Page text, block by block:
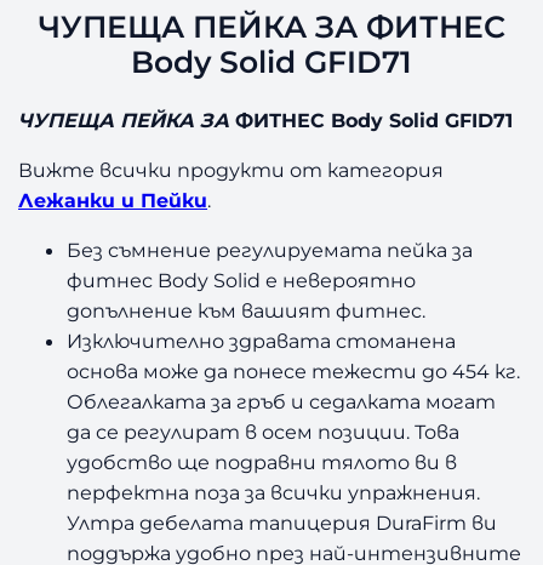
Е
d
S
o
ЧУПЕЩА ПЕЙКА ЗА ФИТНЕС
Body Solid GFID71
ЧУПЕЩА ПЕЙКА ЗА ФИТНЕС Body Solid GFID71
Вижте всички продукти от категория
Лежанки и Пейки.
Без съмнение регулируемата пейка за
фитнес Body Solid е невероятно
допълнение към вашият фитнес.
Изключително здравата стоманена
основа може да понесе тежести до 454 кг.
Облегалката за гръб и седалката могат
да се регулират в осем позиции. Това
удобство ще подравни тялото ви в
перфектна поза за всички упражнения.
Ултра дебелата тапицерия DuraFirm ви
поддържа удобно през най-интензивните